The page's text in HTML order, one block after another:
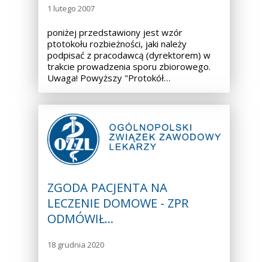
1 lutego 2007
poniżej przedstawiony jest wzór
ptotokołu rozbieżności, jaki należy
podpisać z pracodawcą (dyrektorem) w
trakcie prowadzenia sporu zbiorowego.
Uwaga! Powyższy "Protokół…
ZGODA PACJENTA NA
LECZENIE DOMOWE - ZPR
ODMÓWIŁ…
18 grudnia 2020